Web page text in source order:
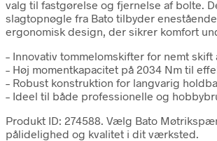
valg til fastgørelse og fjernelse af bolte.
slagtopnøgle fra Bato tilbyder
ergonomisk design, der sikrer komfort
– Innovativ tommelomskifter for nemt
– Høj momentkapacitet på 2034 Nm til
– Robust konstruktion for langvarig
– Ideel til både professionelle og
Produkt ID: 274588. Vælg Bato
pålidelighed og kvalitet i dit værksted.